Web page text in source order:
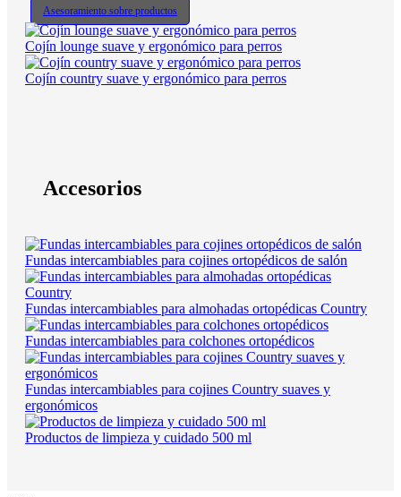
Asesoramiento sobre productos
Cojín lounge suave y ergonómico para perros
Cojín country suave y ergonómico para perros
Accesorios
Fundas intercambiables para cojines ortopédicos de salón
Fundas intercambiables para almohadas ortopédicas Country
Fundas intercambiables para colchones ortopédicos
Fundas intercambiables para cojines Country suaves y
ergonómicos
Productos de limpieza y cuidado 500 ml